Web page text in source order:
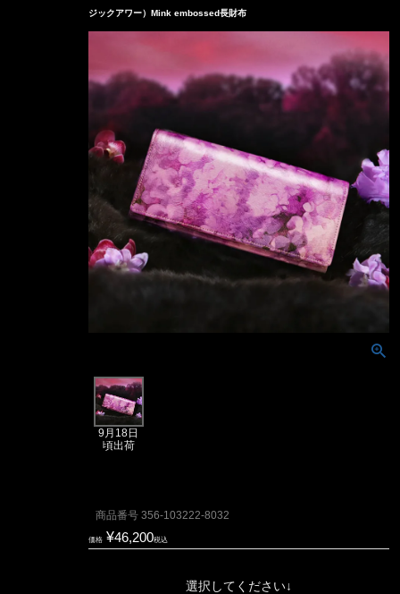
ジックアワー）Mink embossed長財布
9月18日
頃出荷
商品番号 356-103222-8032
価格 ¥46,200税込
選択してください↓